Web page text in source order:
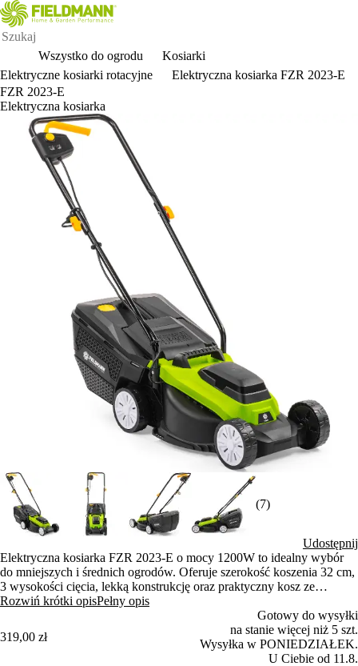
Wszystko do ogrodu
Kosiarki
Elektryczne kosiarki rotacyjne
Elektryczna kosiarka FZR 2023-E
FZR 2023-E
Elektryczna kosiarka
(7)
Udostępnij
Elektryczna kosiarka FZR 2023-E o mocy 1200W to idealny wybór
do mniejszych i średnich ogrodów. Oferuje szerokość koszenia 32 cm,
3 wysokości cięcia, lekką konstrukcję oraz praktyczny kosz ze
wskaźnikiem napełnienia dla wygodnej pielęgnacji trawnika.
Rozwiń krótki opisPełny opis
319,00 zł
Gotowy do wysyłki
na stanie więcej niż 5 szt.
Wysyłka w PONIEDZIAŁEK.
U Ciebie od 11.8.